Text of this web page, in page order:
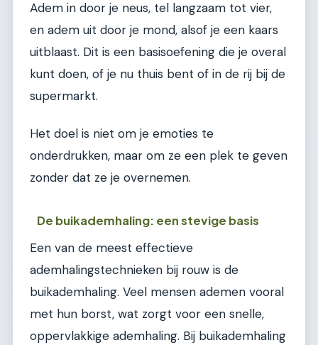
Adem in door je neus, tel langzaam tot vier,
en adem uit door je mond, alsof je een kaars
uitblaast. Dit is een basisoefening die je overal
kunt doen, of je nu thuis bent of in de rij bij de
supermarkt.
Het doel is niet om je emoties te
onderdrukken, maar om ze een plek te geven
zonder dat ze je overnemen.
De buikademhaling: een stevige basis
Een van de meest effectieve
ademhalingstechnieken bij rouw is de
buikademhaling. Veel mensen ademen vooral
met hun borst, wat zorgt voor een snelle,
oppervlakkige ademhaling. Bij buikademhaling